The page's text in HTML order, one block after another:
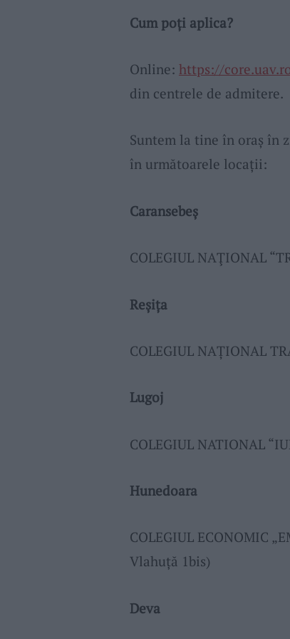
Cum poți aplica?
Online: https://
din centrele de admitere.
Suntem la tine în oraș în
în următoarele locații:
Caransebeș
COLEGIUL NAŢIONAL
Reșița
COLEGIUL NAȚIONAL
Lugoj
COLEGIUL NATIONAL
Hunedoara
COLEGIUL ECONOMIC
Vlahuță 1bis)
Deva